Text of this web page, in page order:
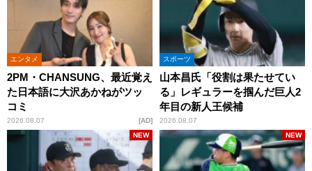
エンタメ
2PM・CHANSUNG、最近覚え
た日本語に大沢あかねがツッ
コミ
2026.08.07 AD
スポーツ
山本昌氏「役割は果たせてい
る」レギュラーを掴んだ巨人2
年目の新人王候補
2026.08.07
NEW NEW